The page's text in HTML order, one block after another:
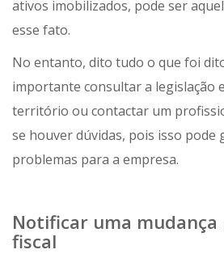
ativos imobilizados, pode ser
esse fato.
No entanto, dito tudo o que foi
importante consultar a legislação
território ou contactar um
se houver dúvidas, pois isso pode
problemas para a empresa.
Notificar uma mudança
fiscal